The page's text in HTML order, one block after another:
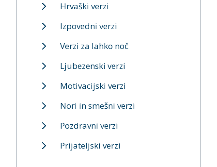
Hrvaški verzi
Izpovedni verzi
Verzi za lahko noč
Ljubezenski verzi
Motivacijski verzi
Nori in smešni verzi
Pozdravni verzi
Prijateljski verzi